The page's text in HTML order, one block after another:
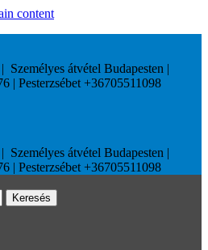
content
Személyes átvétel Budapesten |
| Pesterzsébet +36705511098
Személyes átvétel Budapesten |
| Pesterzsébet +36705511098
Keresés